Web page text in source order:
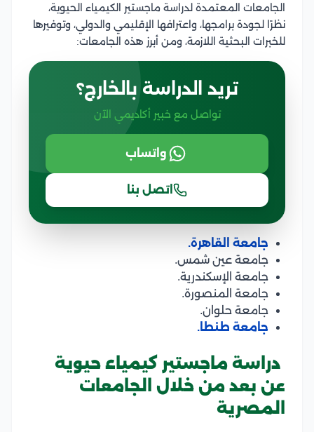
الجامعات المعتمدة لدراسة ماجستير الكيمياء الحيوية،
نظرًا لجودة برامجها، واعترافها الإقليمي والدولي، وتوفيرها
للخبرات البحثية اللازمة، ومن أبرز هذه الجامعات:
تريد الدراسة بالخارج؟
تواصل مع خبير أكاديمي الآن
واتساب
اتصل بنا
جامعة القاهرة.
جامعة عين شمس.
جامعة الإسكندرية.
جامعة المنصورة.
جامعة حلوان.
جامعة طنطا.
دراسة ماجستير كيمياء حيوية
عن بعد من خلال الجامعات
المصرية